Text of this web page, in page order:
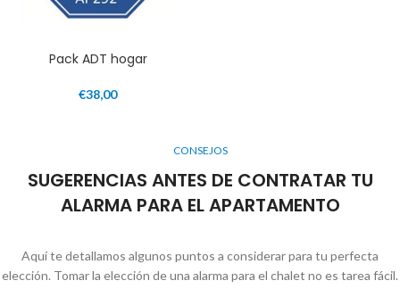
Pack ADT hogar
€38,00
CONSEJOS
SUGERENCIAS ANTES DE CONTRATAR TU
ALARMA PARA EL APARTAMENTO
Aquí te detallamos algunos puntos a considerar para tu perfecta
elección. Tomar la elección de una alarma para el chalet no es tarea fácil.